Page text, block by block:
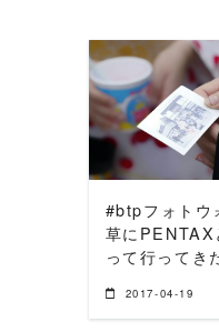
READ
#btpフォトウ
草にPENTAX
って行ってき
2017-04-19